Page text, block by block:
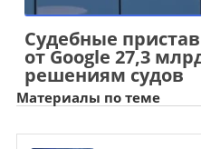
Судебные
от Google 27,3
решениям судов
Материалы по теме